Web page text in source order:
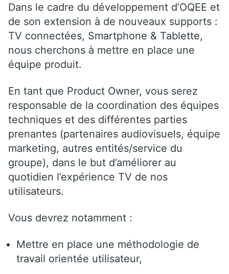
Dans le cadre du développement d’OQEE et
de son extension à de nouveaux supports :
TV connectées, Smartphone & Tablette,
nous cherchons à mettre en place une
équipe produit.
En tant que Product Owner, vous serez
responsable de la coordination des équipes
techniques et des différentes parties
prenantes (partenaires audiovisuels, équipe
marketing, autres entités/service du
groupe), dans le but d’améliorer au
quotidien l’expérience TV de nos
utilisateurs.
Vous devrez notamment :
Mettre en place une méthodologie de
travail orientée utilisateur,